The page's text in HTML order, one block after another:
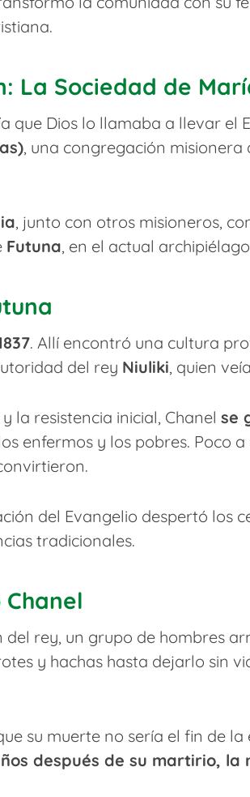
La Sociedad de
que Dios lo llamaba a llevar el
, una congregación
, junto con otros misioneros,
Futuna, en el actual
. Allí encontró una cultura
del rey Niuliki, quien
la resistencia inicial, Chanel se
enfermos y los pobres. Poco
del Evangelio despertó los
tradicionales.
del rey, un grupo de hombres
y hachas hasta dejarlo sin
su muerte no sería el fin de
después de su martirio,